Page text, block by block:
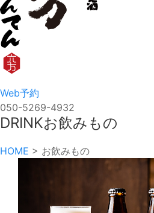
Web予約
050-5269-4932
DRINKお飲みもの
HOME > お飲みもの